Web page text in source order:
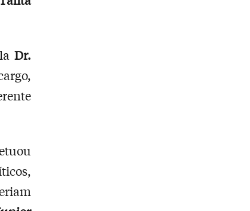
Dr.